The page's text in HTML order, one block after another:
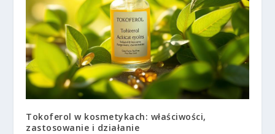
Tokoferol w kosmetykach: właściwości,
zastosowanie i działanie